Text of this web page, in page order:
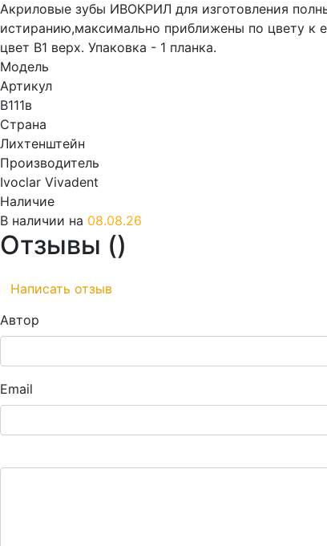
Акриловые зубы ИВОКРИЛ для изготовления
истиранию,максимально приближены по цвету к
цвет В1 верх. Упаковка - 1 планка.
Модель
Артикул
В111в
Страна
Лихтенштейн
Производитель
Ivoclar Vivadent
Наличие
В наличии на 08.08.26
Отзывы ()
Написать отзыв
Автор
Email